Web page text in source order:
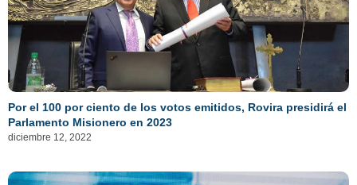
Por el 100 por ciento de los votos emitidos, Rovira presidirá el
Parlamento Misionero en 2023
diciembre 12, 2022